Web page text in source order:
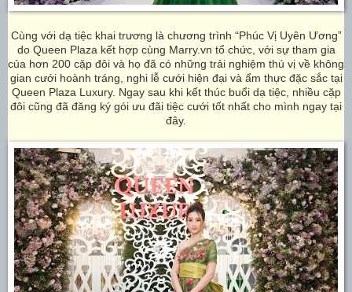
Cùng với dạ tiệc khai trương là chương trình “Phúc Vị Uyên Ương”
do Queen Plaza kết hợp cùng Marry.vn tổ chức, với sự tham gia
của hơn 200 cặp đôi và họ đã có những trải nghiệm thú vị về không
gian cưới hoành tráng, nghi lễ cưới hiện đại và ẩm thực đặc sắc tại
Queen Plaza Luxury. Ngay sau khi kết thúc buổi dạ tiệc, nhiều cặp
đôi cũng đã đăng ký gói ưu đãi tiệc cưới tốt nhất cho mình ngay tại
đây.